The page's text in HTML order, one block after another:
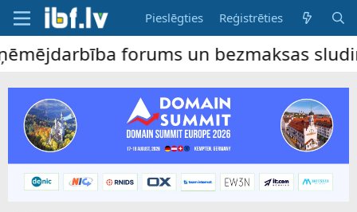
Pieslēgties Reģistrēties
forums un bezmaksas